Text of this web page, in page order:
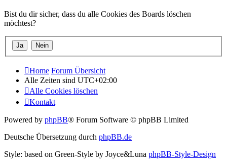
Bist du dir sicher, dass du alle Cookies des Boards löschen
möchtest?
Home Forum Übersicht
Alle Zeiten sind UTC+02:00
Alle Cookies löschen
Kontakt
Powered by phpBB® Forum Software © phpBB Limited
Deutsche Übersetzung durch phpBB.de
Style: based on Green-Style by Joyce&Luna phpBB-Style-Design